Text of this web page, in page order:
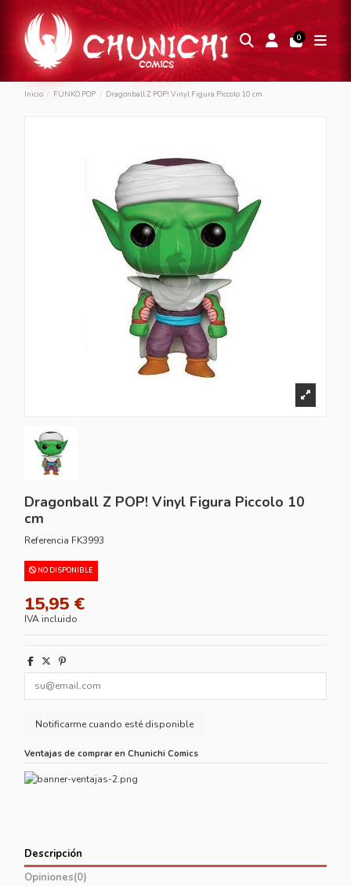
0
Inicio FUNKO POP Dragonball Z POP! Vinyl Figura Piccolo 10 cm
Dragonball Z POP! Vinyl Figura Piccolo 10
cm
Referencia FK3993
NO DISPONIBLE
15,95 €
IVA incluido
Ventajas de comprar en Chunichi Comics
Descripción
Opiniones(0)